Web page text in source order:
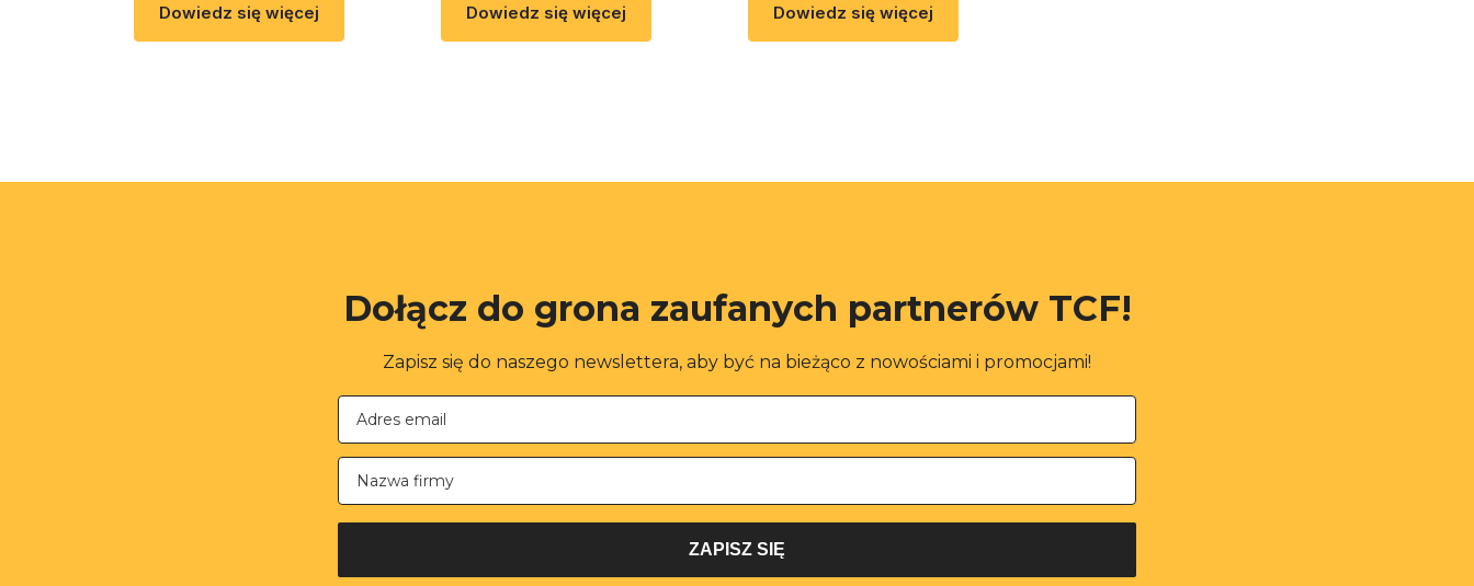
Dowiedz się więcej Dowiedz się więcej Dowiedz się więcej
Dołącz do grona zaufanych partnerów TCF!
Zapisz się do naszego newslettera, aby być na bieżąco z nowościami i promocjami!
Nazwa firmy
ZAPISZ SIĘ